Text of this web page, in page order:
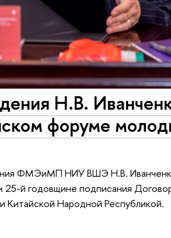
Н.В.
форуме
ФМЭиМП НИУ ВШЭ Н.В.
й годовщине подписания
Народной Республикой.